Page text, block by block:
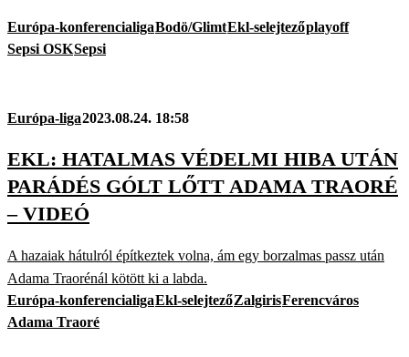
Európa-konferencialigaBodö/GlimtEkl-selejtezőplayoff
Sepsi OSKSepsi
Európa-liga2023.08.24. 18:58
EKL: HATALMAS VÉDELMI HIBA UTÁN
PARÁDÉS GÓLT LŐTT ADAMA TRAORÉ
– VIDEÓ
A hazaiak hátulról építkeztek volna, ám egy borzalmas passz után
Adama Traorénál kötött ki a labda.
Európa-konferencialigaEkl-selejtezőZalgirisFerencváros
Adama Traoré